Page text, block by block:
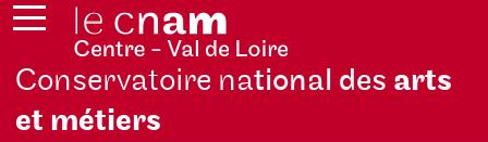
Conservatoire national des arts
et métiers